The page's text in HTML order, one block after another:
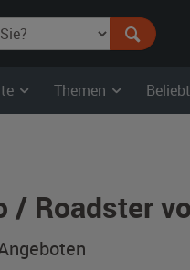
Themen Beliebt
/ Roadster